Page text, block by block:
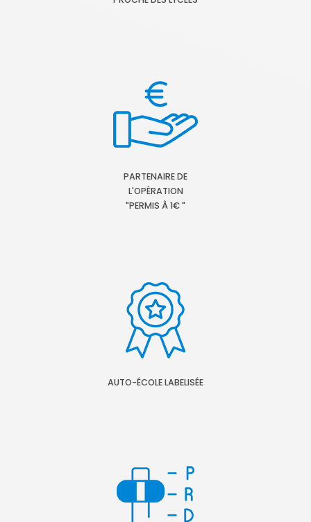
PARTENAIRE DE
L'OPÉRATION
"PERMIS À 1€ "
AUTO-ÉCOLE LABELISÉE